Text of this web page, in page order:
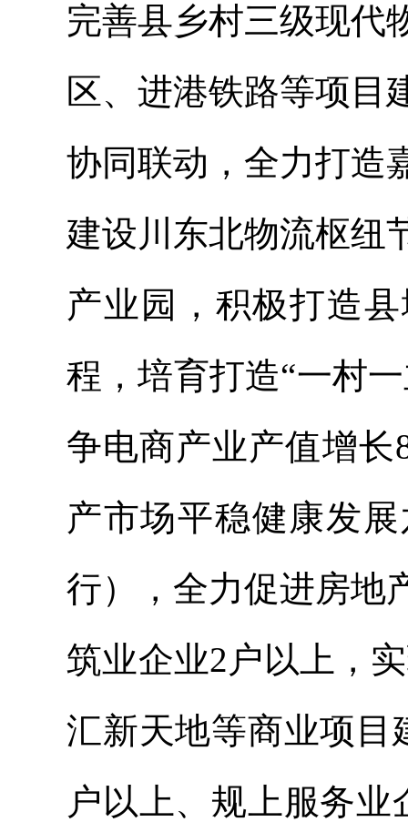
完善县乡村三级现代
区、进港铁路等项目
协同联动，全力打造
建设川东北物流枢纽
产业园，积极打造
程，培育打造“一村
争电商产业产值增
产市场平稳健康发
行），全力促进房地
筑业企业2户以上，
汇新天地等商业项目
户以上、规上服务